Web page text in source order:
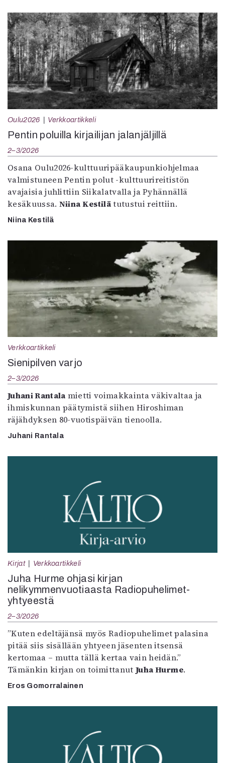
Oulu2026 Verkkoartikkeli
Pentin poluilla kirjailijan jalanjäljillä
2–3/2026
Osana Oulu2026-kulttuuripääkaupunkiohjelmaa
valmistuneen Pentin polut -kulttuurireitistön
avajaisia juhlittiin Siikalatvalla ja Pyhännällä
kesäkuussa. Niina Kestilätutustui reittiin.
Niina Kestilä
Verkkoartikkeli
Sienipilven varjo
2–3/2026
Juhani Rantala mietti voimakkainta väkivaltaa ja
ihmiskunnan päätymistä siihen Hiroshiman
räjähdyksen 80-vuotispäivän tienoolla.
Juhani Rantala
Kirjat Verkkoartikkeli
Juha Hurme ohjasi kirjan
nelikymmenvuotiaasta Radiopuhelimet-
yhtyeestä
2–3/2026
”Kuten edeltäjänsä myös Radiopuhelimet palasina
pitää siis sisällään yhtyeen jäsenten itsensä
kertomaa – mutta tällä kertaa vain heidän.”
Tämänkin kirjan on toimittanut Juha Hurme.
Eros Gomorralainen